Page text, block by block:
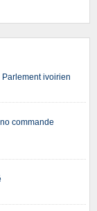
ivoirien
commande